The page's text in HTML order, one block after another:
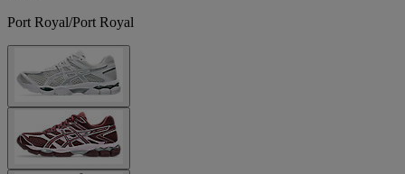
Port Royal/Port Royal